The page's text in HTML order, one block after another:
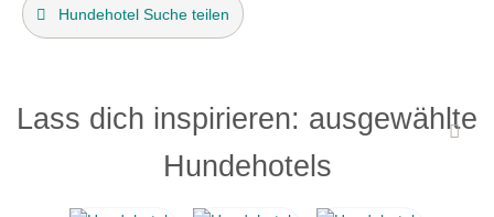
Hundehotel Suche teilen
Lass dich inspirieren: ausgewählte
Hundehotels